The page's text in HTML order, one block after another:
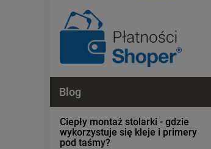
Blog
Ciepły montaż stolarki - gdzie
wykorzystuje się kleje i primery
pod taśmy?